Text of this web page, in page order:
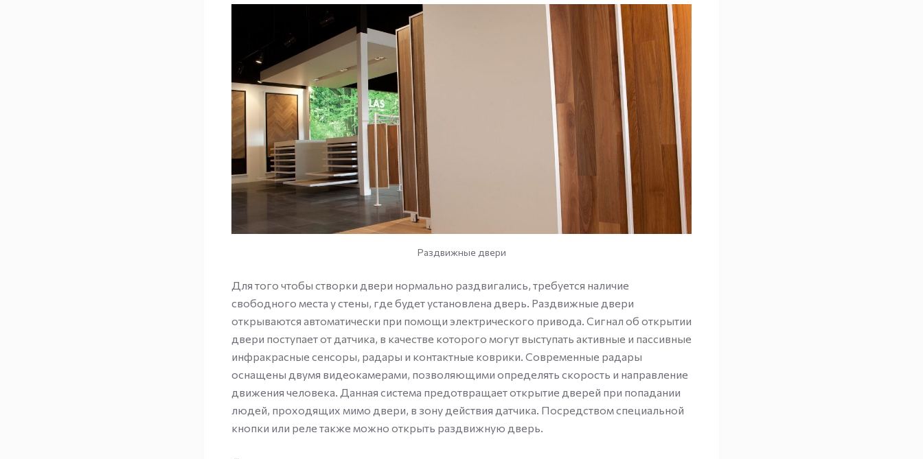
Раздвижные двери
Для того чтобы створки двери нормально раздвигались, требуется наличие
свободного места у стены, где будет установлена дверь. Раздвижные двери
открываются автоматически при помощи электрического привода. Сигнал об открытии
двери поступает от датчика, в качестве которого могут выступать активные и пассивные
инфракрасные сенсоры, радары и контактные коврики. Современные радары
оснащены двумя видеокамерами, позволяющими определять скорость и направление
движения человека. Данная система предотвращает открытие дверей при попадании
людей, проходящих мимо двери, в зону действия датчика. Посредством специальной
кнопки или реле также можно открыть раздвижную дверь.